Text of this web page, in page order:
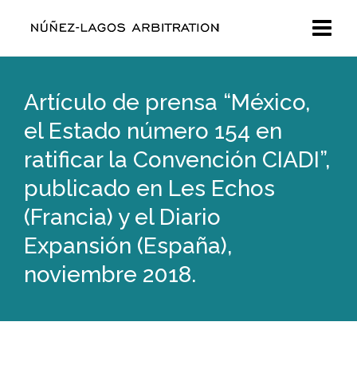
Artículo de prensa “México,
el Estado número 154 en
ratificar la Convención CIADI”,
publicado en Les Echos
(Francia) y el Diario
Expansión (España),
noviembre 2018.